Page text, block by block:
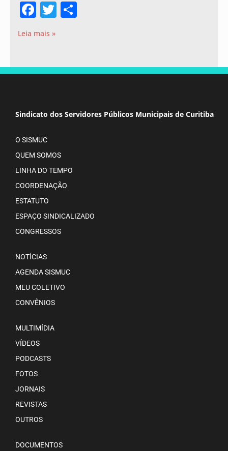
Facebook
Twitter
Leia mais »
Sindicato dos Servidores Públicos Municipais de Curitiba
O SISMUC
QUEM SOMOS
LINHA DO TEMPO
COORDENAÇÃO
ESTATUTO
ESPAÇO SINDICALIZADO
CONGRESSOS
NOTÍCIAS
AGENDA SISMUC
MEU COLETIVO
CONVÊNIOS
MULTIMÍDIA
VÍDEOS
PODCASTS
FOTOS
JORNAIS
REVISTAS
OUTROS
DOCUMENTOS